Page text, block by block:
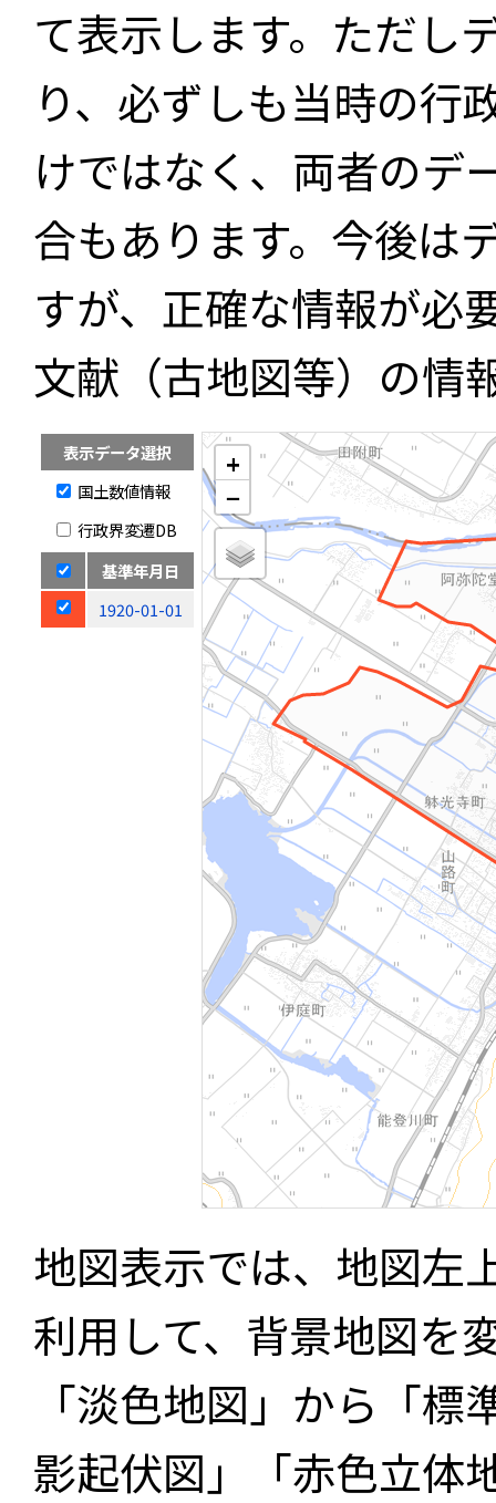
て表示します。ただし
り、必ずしも当時の行
けではなく、両者のデ
合もあります。今後は
すが、正確な情報が必
文献（古地図等）の情
表示データ選択
国土数値情報
行政界変遷DB
基準年月日
1920-01-01
+
−
地図表示では、地図左
利用して、背景地図を
「淡色地図」から「
影起伏図」「赤色立体